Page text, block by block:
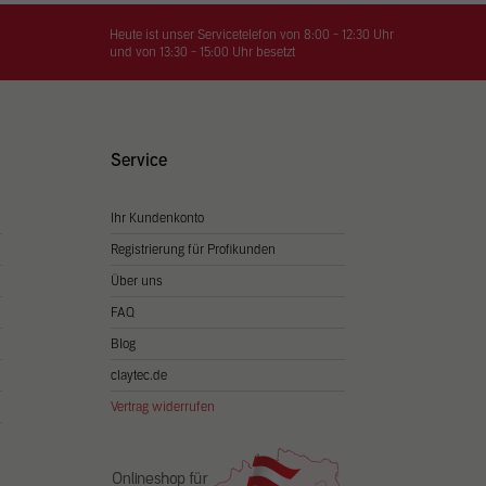
Heute ist unser Servicetelefon von 8:00 - 12:30 Uhr
und von 13:30 - 15:00 Uhr besetzt
Service
Ihr Kundenkonto
Registrierung für Profikunden
Über uns
FAQ
Blog
claytec.de
Vertrag widerrufen
Sie